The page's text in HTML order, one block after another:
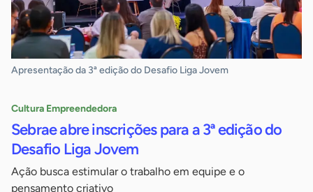
Apresentação da 3ª edição do Desafio Liga Jovem
Cultura Empreendedora
Sebrae abre inscrições para a 3ª edição do
Desafio Liga Jovem
Ação busca estimular o trabalho em equipe e o
pensamento criativo